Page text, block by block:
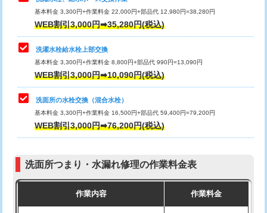
排水管工事（排水管工事/3ｍまで） 55,000円
排水管工事（追加 排水管工事/3ｍ超
え）
マス交換（土の掘削・埋め戻し作業）
マス交換（深さ50㎝未満）
マス交換（深さ50㎝以上）
モルタル補修（厚さ10㎝まで） 27,500円
その他部品の脱着
交換・取付（タンク）
交換・取付(単水栓（壁付・デッキ
式）)
交換・取付(混合水栓（壁付・デッキ
式・ワンホール）)
16,500円+材料費
（P/S/ポップアップ））
交換・取付（その他部品） 11,000円+材料費
持込商品取付（単水栓） 13,200円
基本料金 3,300円+作業料金 22,000円+部品代 12,980円=38,280円
WEB割引3,000円➡35,280円(税込)
洗濯水栓給水栓上部交換
基本料金 3,300円+作業料金 8,800円+部品代 990円=13,090円
WEB割引3,000円➡10,090円(税込)
洗面所の水栓交換（混合水栓）
基本料金 3,300円+作業料金 16,500円+部品代 59,400円=79,200円
WEB割引3,000円➡76,200円(税込)
洗面所つまり・水漏れ修理の作業料金表
作業内容 作業料金